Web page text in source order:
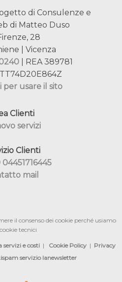
di Consulenze e
di Matteo Duso
28
| Vicenza
| REA 389781
per usare il sito
Clienti
servizi
Clienti
04451716445
mail
il consenso dei cookie perché usiamo
tecnici
servizi e costi| Cookie Policy| Privacy
servizio lanewsletter